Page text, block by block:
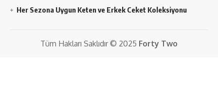
Her Sezona Uygun Keten ve Erkek Ceket Koleksiyonu
Tüm Hakları Saklıdır © 2025 Forty Two